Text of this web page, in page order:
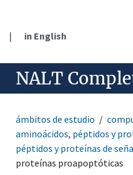
| in English
NALT
ámbitos de estudio
aminoácidos, péptidos y
péptidos y proteínas de
proteínas proapoptóticas